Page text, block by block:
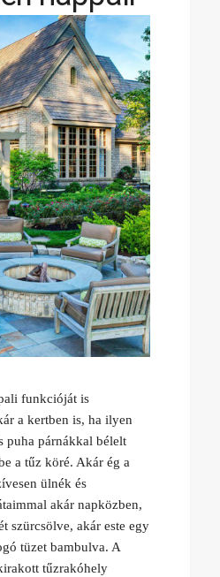
funkcióját is
a kertben is, ha ilyen
puha párnákkal bélelt
a tűz köré. Akár ég a
ülnék és
akár napközben,
szürcsölve, akár este egy
tüzet bambulva. A
tűzrakóhely